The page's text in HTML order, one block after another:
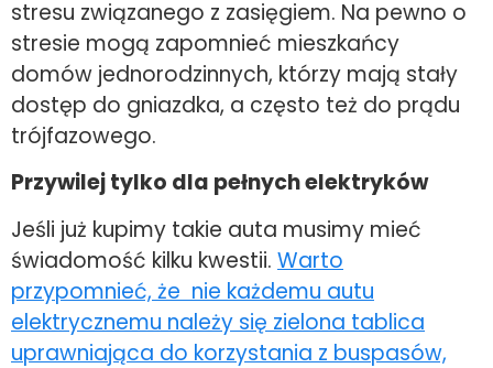
stresu związanego z zasięgiem. Na pewno o
stresie mogą zapomnieć mieszkańcy
domów jednorodzinnych, którzy mają stały
dostęp do gniazdka, a często też do prądu
trójfazowego.
Przywilej tylko dla pełnych elektryków
Jeśli już kupimy takie auta musimy mieć
świadomość kilku kwestii. Warto
przypomnieć, że nie każdemu autu
elektrycznemu należy się zielona tablica
uprawniająca do korzystania z buspasów,